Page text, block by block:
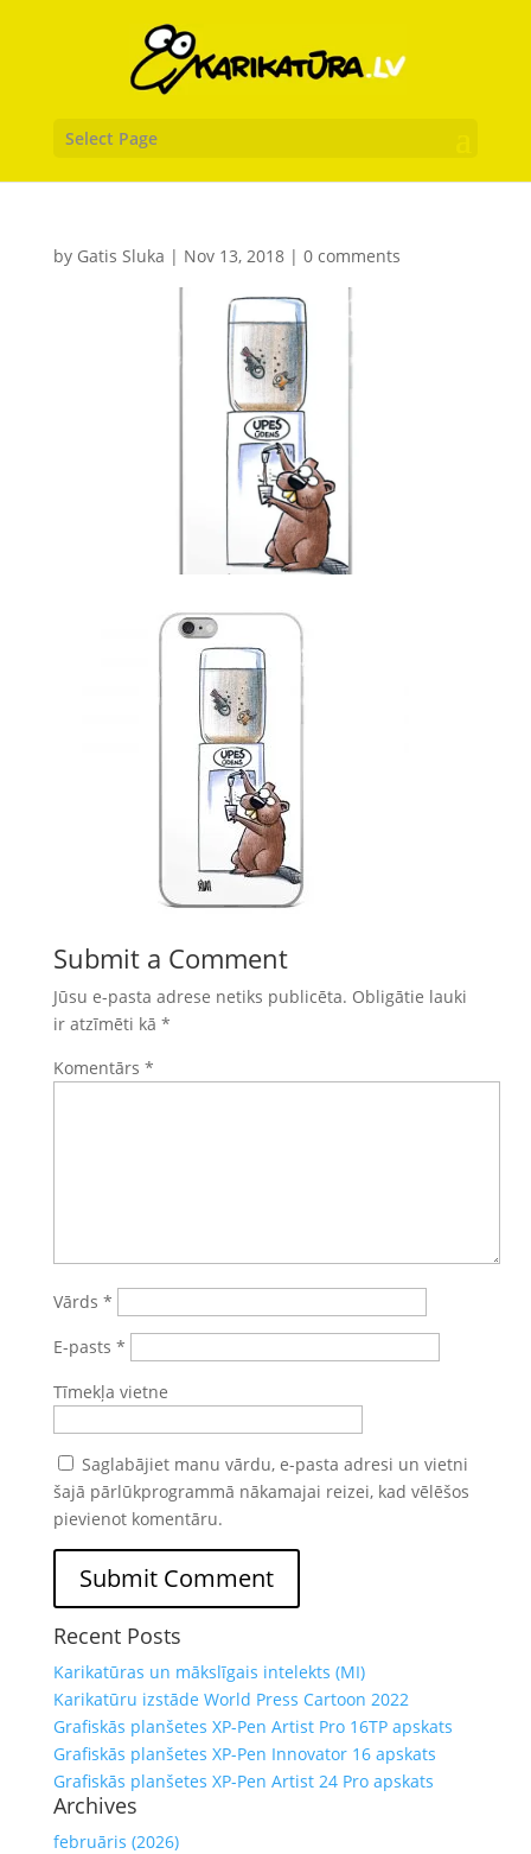
Select Page
by Gatis Sluka | Nov 13, 2018| 0 comments
Submit a Comment
Jūsu e-pasta adrese netiks publicēta. Obligātie lauki
ir atzīmēti kā *
Komentārs *
Vārds *
E-pasts *
Tīmekļa vietne
Saglabājiet manu vārdu, e-pasta adresi un vietni
šajā pārlūkprogrammā nākamajai reizei, kad vēlēšos
pievienot komentāru.
Recent Posts
Karikatūras un mākslīgais intelekts (MI)
Karikatūru izstāde World Press Cartoon 2022
Grafiskās planšetes XP-Pen Artist Pro 16TP apskats
Grafiskās planšetes XP-Pen Innovator 16 apskats
Grafiskās planšetes XP-Pen Artist 24 Pro apskats
Archives
februāris (2026)